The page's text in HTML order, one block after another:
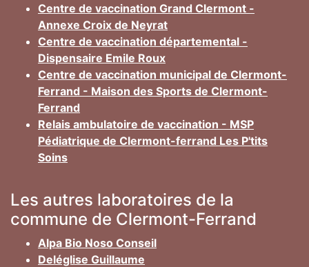
Centre de vaccination Grand Clermont -
Annexe Croix de Neyrat
Centre de vaccination départemental -
Dispensaire Emile Roux
Centre de vaccination municipal de Clermont-
Ferrand - Maison des Sports de Clermont-
Ferrand
Relais ambulatoire de vaccination - MSP
Pédiatrique de Clermont-ferrand Les P'tits
Soins
Les autres laboratoires de la
commune de Clermont-Ferrand
Alpa Bio Noso Conseil
Deléglise Guillaume